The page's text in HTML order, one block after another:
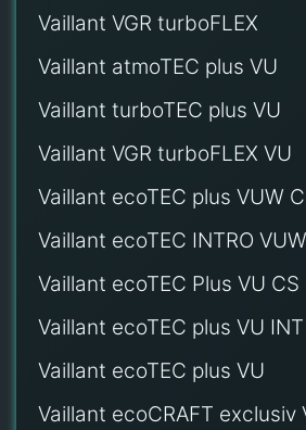
Vaillant VGR turboFLEX
Vaillant atmoTEC plus VU
Vaillant turboTEC plus VU
Vaillant VGR turboFLEX VU
Vaillant ecoTEC plus VUW
Vaillant ecoTEC INTRO VUW
Vaillant ecoTEC Plus VU CS
Vaillant ecoTEC plus VU
Vaillant ecoTEC plus VU
Vaillant ecoCRAFT exclusiv